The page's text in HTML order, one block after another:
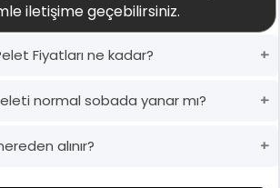
iletişime geçebilirsiniz.
Fiyatları ne kadar?
normal sobada yanar mı?
alınır?